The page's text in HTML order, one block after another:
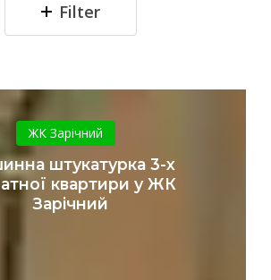
Filter
штукатурка
3-
х
кімнатної
ЖК Зарічний
штукатурка 3-х
квартири у ЖК
Зарічний